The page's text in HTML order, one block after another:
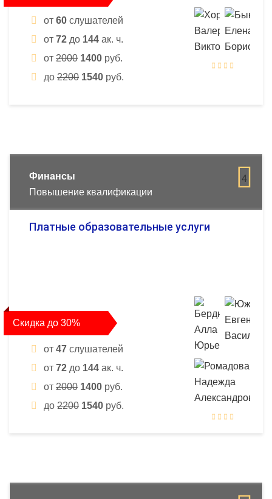
от 60 слушателей
от 72 до 144 ак. ч.
от 2000 1400 руб.
до 2200 1540 руб.
4
Финансы
Повышение квалификации
Платные образовательные услуги
Скидка до 30%
от 47 слушателей
от 72 до 144 ак. ч.
от 2000 1400 руб.
до 2200 1540 руб.